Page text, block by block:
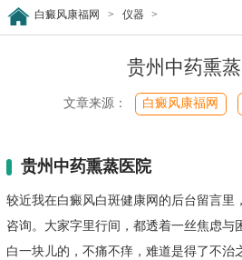
白癜风康福网 > 仪器 >
贵州中药熏
文章来源： 白癜风康福网
贵州中药熏蒸医院
较近我在白癜风白斑健康网的后台留言里
咨询。大家字里行间，都透着一丝焦虑与
白一块儿的，不痛不痒，难道是得了不治